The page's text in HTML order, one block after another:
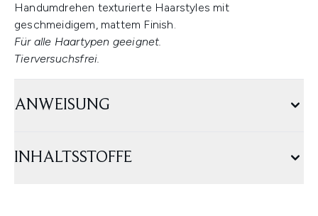
Handumdrehen texturierte Haarstyles mit
geschmeidigem, mattem Finish.
Für alle Haartypen geeignet.
Tierversuchsfrei.
ANWEISUNG
INHALTSSTOFFE